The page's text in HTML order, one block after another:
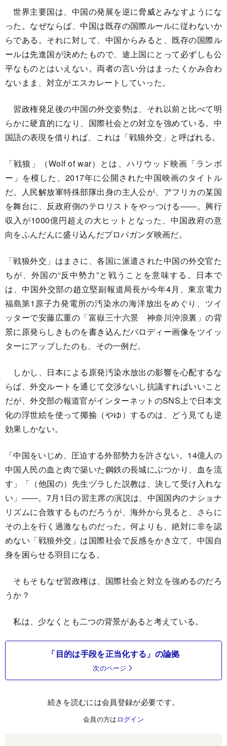
世界主要国は、中国の発展を逆に脅威とみなすようにな
った。なぜならば、中国は既存の国際ルールに従わないか
らである。それに対して、中国からみると、既存の国際ル
ールは先進国が決めたもので、途上国にとって必ずしも公
平なものとはいえない。両者の言い分はまったくかみ合わ
ないまま、対立がエスカレートしていった。
習政権発足後の中国の外交姿勢は、それ以前と比べて明
らかに硬直的になり、国際社会との対立を強めている。中
国語の表現を借りれば、これは「戦狼外交」と呼ばれる。
「戦狼」（Wolf of war）とは、ハリウッド映画「ランボ
ー」を模した、2017年に公開された中国映画のタイトル
だ。人民解放軍特殊部隊出身の主人公が、アフリカの某国
を舞台に、反政府側のテロリストをやっつける――。興行
収入が1000億円超えの大ヒットとなった、中国政府の意
向をふんだんに盛り込んだプロパガンダ映画だ。
「戦狼外交」はまさに、各国に派遣された中国の外交官た
ちが、外国の“反中勢力”と戦うことを意味する。日本で
は、中国外交部の趙立堅副報道局長が今年4月、東京電力
福島第1原子力発電所の汚染水の海洋放出をめぐり、ツイ
ッターで安藤広重の「富嶽三十六景 神奈川沖浪裏」の背
景に原発らしきものを書き込んだパロディー画像をツイッ
ターにアップしたのも、その一例だ。
しかし、日本による原発汚染水放出の影響を心配するな
らば、外交ルートを通じて交渉ないし抗議すればいいこと
だが、外交部の報道官がインターネットのSNS上で日本文
化の浮世絵を使って揶揄（やゆ）するのは、どう見ても逆
効果しかない。
「中国をいじめ、圧迫する外部勢力を許さない。14億人の
中国人民の血と肉で築いた鋼鉄の長城にぶつかり、血を流
す」「（他国の）先生ヅラした説教は、決して受け入れな
い」――。7月1日の習主席の演説は、中国国内のナショナ
リズムに合致するものだろうが、海外から見ると、さらに
その上を行く過激なものだった。何よりも、絶対に非を認
めない「戦狼外交」は国際社会で反感をかき立て、中国自
身を困らせる羽目になる。
そもそもなぜ習政権は、国際社会と対立を強めるのだろ
うか？
私は、少なくとも二つの背景があると考えている。
「目的は手段を正当化する」の論拠
次のページ
続きを読むには会員登録が必要です。
会員の方は ログイン